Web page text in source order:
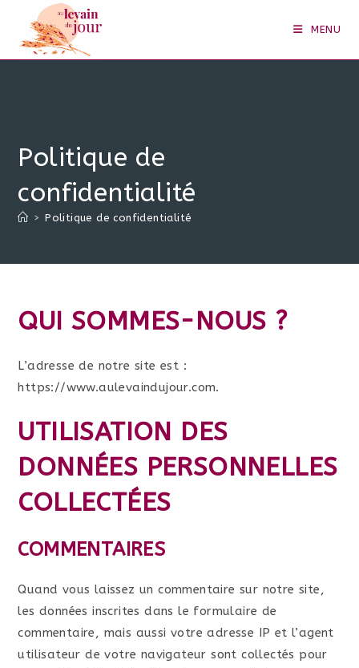
content
MENU
Politique de
confidentialité
> Politique de confidentialité
QUI SOMMES-NOUS ?
L’adresse de notre site est :
https://www.aulevaindujour.com.
UTILISATION DES
DONNÉES PERSONNELLES
COLLECTÉES
COMMENTAIRES
Quand vous laissez un commentaire sur notre site,
les données inscrites dans le formulaire de
commentaire, mais aussi votre adresse IP et l’agent
utilisateur de votre navigateur sont collectés pour